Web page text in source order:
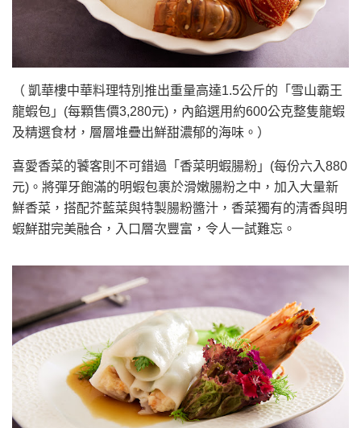
（ 凱華樓中華料理特別推出重量高達1.5公斤的「雪山霸王
龍蝦包」(每顆售價3,280元)，內餡選用約600公克整隻龍蝦
及精選食材，層層堆疊出鮮甜濃郁的海味。）
喜愛香菜的饕客則不可錯過「香菜明蝦腸粉」(每份六入880
元)。將彈牙飽滿的明蝦包裹於滑嫩腸粉之中，加入大量新
鮮香菜，搭配芥藍菜與特製腸粉醬汁，香菜獨有的清香與明
蝦鮮甜完美融合，入口層次豐富，令人一試難忘。